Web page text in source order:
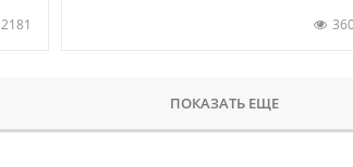
2181
ПОКАЗАТЬ ЕЩЕ